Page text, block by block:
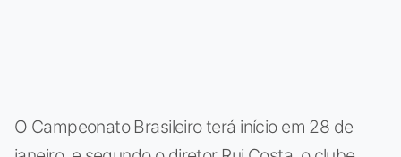
O Campeonato Brasileiro terá início em 28 de